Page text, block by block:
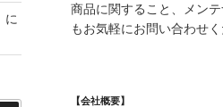
に
商品に関すること、メン
もお気軽にお問い合わせく
【会社概要】